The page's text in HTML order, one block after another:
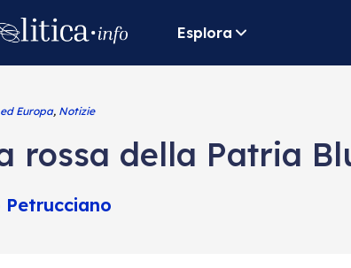
Esplora
Europa, Notizie
rossa della Patria
Petrucciano